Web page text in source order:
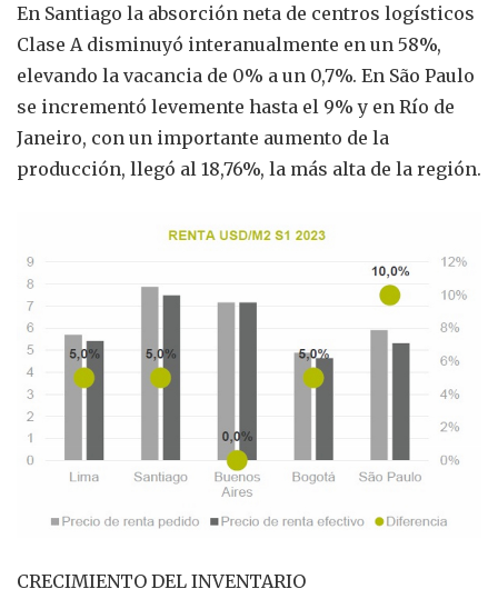
En Santiago la absorción neta de centros logísticos
Clase A disminuyó interanualmente en un 58%,
elevando la vacancia de 0% a un 0,7%. En São Paulo
se incrementó levemente hasta el 9% y en Río de
Janeiro, con un importante aumento de la
producción, llegó al 18,76%, la más alta de la región.
CRECIMIENTO DEL INVENTARIO